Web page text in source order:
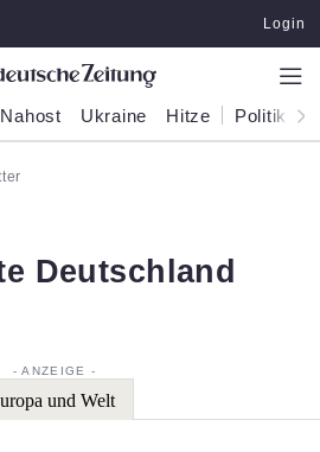
Login
Nahost Ukraine Hitze Politik
Deutschland
und Welt